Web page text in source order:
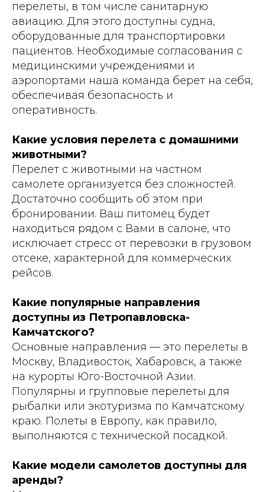
перелеты, в том числе санитарную
авиацию. Для этого доступны судна,
оборудованные для транспортировки
пациентов. Необходимые согласования с
медицинскими учреждениями и
аэропортами наша команда берет на себя,
обеспечивая безопасность и
оперативность.
Какие условия перелета с домашними
животными?
Перелет с животными на частном
самолете организуется без сложностей.
Достаточно сообщить об этом при
бронировании. Ваш питомец будет
находиться рядом с Вами в салоне, что
исключает стресс от перевозки в грузовом
отсеке, характерной для коммерческих
рейсов.
Какие популярные направления
доступны из Петропавловска-
Камчатского?
Основные направления — это перелеты в
Москву, Владивосток, Хабаровск, а также
на курорты Юго-Восточной Азии.
Популярны и групповые перелеты для
рыбалки или экотуризма по Камчатскому
краю. Полеты в Европу, как правило,
выполняются с технической посадкой.
Какие модели самолетов доступны для
аренды?